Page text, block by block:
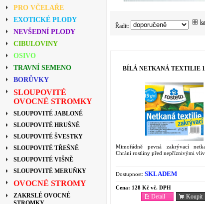
PRO VČELAŘE
EXOTICKÉ PLODY
NEVŠEDNÍ PLODY
CIBULOVINY
OSIVO
TRAVNÍ SEMENO
BORŮVKY
SLOUPOVITÉ
OVOCNÉ STROMKY
SLOUPOVITÉ JABLONĚ
SLOUPOVITÉ HRUŠNĚ
SLOUPOVITÉ ŠVESTKY
SLOUPOVITÉ TŘEŠNĚ
SLOUPOVITÉ VIŠNĚ
SLOUPOVITÉ MERUŇKY
OVOCNÉ STROMY
ZAKRSLÉ OVOCNÉ
Řadit:
BÍLÁ NETKANÁ TEXTILIE
Mimořádně pevná zakrývací
Chrání rostliny před nepříznivými
Dostupnost: SKLADEM
Cena: 128 Kč vč. DPH
Koupit
Detail